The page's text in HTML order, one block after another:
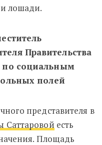
лошади.
Правительства
по социальным
полей
представителя в
Саттаровой есть
Площадь